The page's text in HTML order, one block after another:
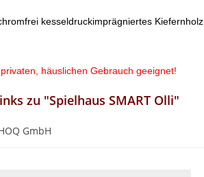
kesseldruckimprägniertes Kiefernholz
häuslichen Gebrauch geeignet!
zu "Spielhaus SMART Olli"
GmbH